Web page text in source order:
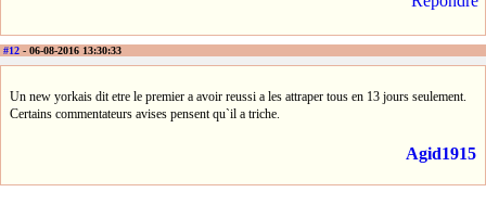
#12 - 06-08-2016 13:30:33
Un new yorkais dit etre le premier a avoir reussi a les attraper tous en 13 jours seulement.
Certains commentateurs avises pensent qu`il a triche.
Agid1915